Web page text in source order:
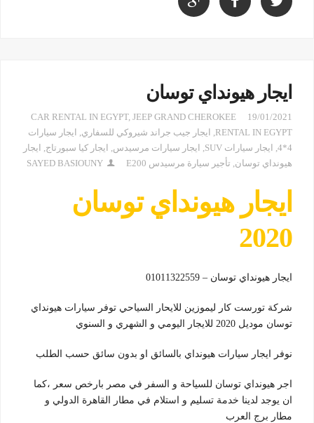
ايجار هيونداي توسان
19/01/2021
CAR RENTAL IN EGYPT, JEEP GRAND CHEROKEE
RENTAL IN EGYPT
, ايجار جيب جراند شيروكي للسفاري, ايجار سيارات
4*4
, ايجار سيارات SUV , ايجار سيارات مرسيدس, ايجار كيا سبورتاج, ايجار
هيونداي توسان, تأجير سيارة مرسيدس E200 SAYED BASIOUNY
ايجار هيونداي توسان
2020
ايجار هيونداي توسان – 01011322559
شركة تورست كار ليموزين للايحار السياحي توفر سيارات هيونداي
توسان موديل 2020 للايجار اليومي و الشهري و السنوي
نوفر ايجار سيارات هيونداي بالسائق او بدون سائق حسب الطلب
اجر هيونداي توسان للسياحة و السفر في مصر بارخص سعر ،كما
ان يوجد لدينا خدمة تسليم و استلام في مطار القاهرة الدولي و
مطار برج العرب